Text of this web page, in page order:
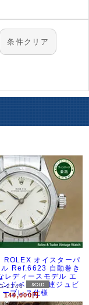
集記事
条件クリア
ROLEX オイスターパ
ル Ref.6623 自動巻き
レディースモデル エ
ンドベゼル 5連ジュビ
ーブレス仕様
2346
149,000円